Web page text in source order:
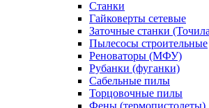
Станки
Гайковерты сетевые
Заточные станки
Пылесосы строительные
Реноваторы (МФУ)
Рубанки (фуганки)
Сабельные пилы
Торцовочные пилы
Фены (термопистолеты)